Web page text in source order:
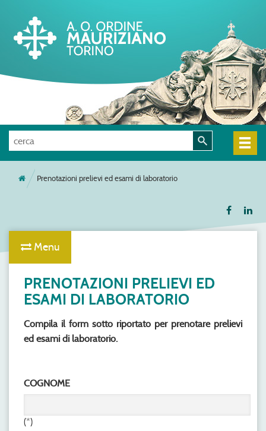
Prenotazioni prelievi ed esami di laboratorio
Menu
PRENOTAZIONI PRELIEVI ED
ESAMI DI LABORATORIO
Compila il form sotto riportato per prenotare prelievi
ed esami di laboratorio.
COGNOME
(*)